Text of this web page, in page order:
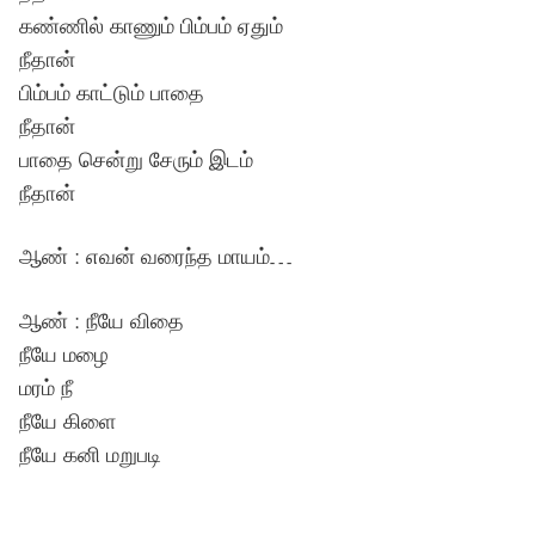
கண்ணில் காணும் பிம்பம் ஏதும்
நீதான்
பிம்பம் காட்டும் பாதை
நீதான்
பாதை சென்று சேரும் இடம்
நீதான்
ஆண் : எவன் வரைந்த மாயம்…
ஆண் : நீயே விதை
நீயே மழை
மரம் நீ
நீயே கிளை
நீயே கனி மறுபடி